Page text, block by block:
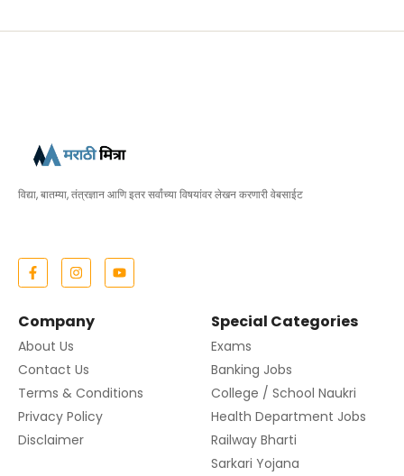
विद्या, बातम्या, तंत्रज्ञान आणि इतर सर्वांच्या विषयांवर लेखन करणारी वेबसाईट
Company
About Us
Contact Us
Terms & Conditions
Privacy Policy
Disclaimer
Special Categories
Exams
Banking Jobs
College / School Naukri
Health Department Jobs
Railway Bharti
Sarkari Yojana